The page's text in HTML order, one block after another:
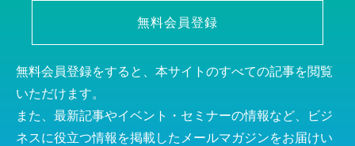
無料会員登録
無料会員登録をすると、本サイトのすべての記事を閲覧
いただけます。
また、最新記事やイベント・セミナーの情報など、ビジ
ネスに役立つ情報を掲載したメールマガジンをお届けい